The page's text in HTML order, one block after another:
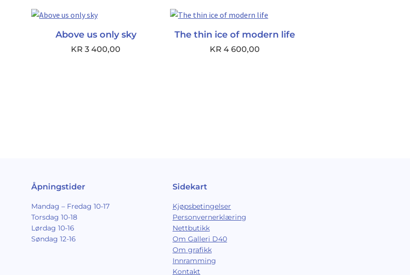
Above us only sky
KR 3 400,00
The thin ice of modern life
KR 4 600,00
Åpningstider
Mandag – Fredag 10-17
Torsdag 10-18
Lørdag 10-16
Søndag 12-16
Sidekart
Kjøpsbetingelser
Personvernerklæring
Nettbutikk
Om Galleri D40
Om grafikk
Innramming
Kontakt